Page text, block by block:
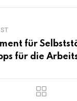
für
für die